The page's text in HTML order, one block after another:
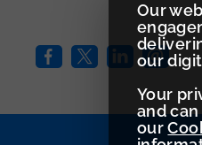
Our
our
Your
and
our